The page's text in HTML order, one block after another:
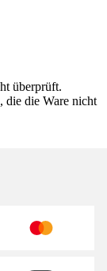
überprüft.
die die Ware nicht